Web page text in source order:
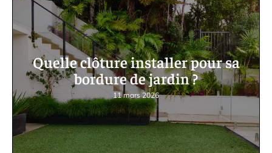
Quelle clôture installer pour sa
bordure de jardin ?
11 mars 2026